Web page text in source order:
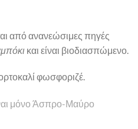
από ανανεώσιμες πηγές
και είναι βιοδιασπώμενο.
φωσφοριζέ.
μόνο Άσπρο-Μαύρο